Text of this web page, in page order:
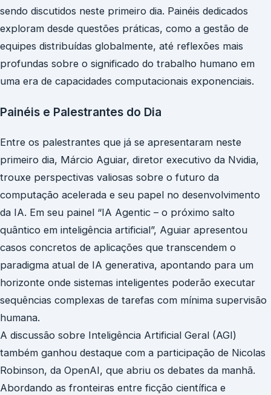
sendo discutidos neste primeiro dia. Painéis dedicados
exploram desde questões práticas, como a gestão de
equipes distribuídas globalmente, até reflexões mais
profundas sobre o significado do trabalho humano em
uma era de capacidades computacionais exponenciais.
Painéis e Palestrantes do Dia
Entre os palestrantes que já se apresentaram neste
primeiro dia, Márcio Aguiar, diretor executivo da Nvidia,
trouxe perspectivas valiosas sobre o futuro da
computação acelerada e seu papel no desenvolvimento
da IA. Em seu painel “IA Agentic – o próximo salto
quântico em inteligência artificial”, Aguiar apresentou
casos concretos de aplicações que transcendem o
paradigma atual de IA generativa, apontando para um
horizonte onde sistemas inteligentes poderão executar
sequências complexas de tarefas com mínima supervisão
humana.
A discussão sobre Inteligência Artificial Geral (AGI)
também ganhou destaque com a participação de Nicolas
Robinson, da OpenAI, que abriu os debates da manhã.
Abordando as fronteiras entre ficção científica e